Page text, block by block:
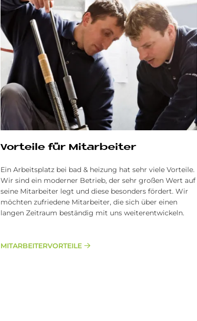
Vor­teile für Mit­ar­bei­ter
Ein Arbeitsplatz bei bad & heizung hat sehr viele Vorteile.
Wir sind ein moderner Betrieb, der sehr großen Wert auf
seine Mitarbeiter legt und diese besonders fördert. Wir
möchten zufriedene Mitarbeiter, die sich über einen
langen Zeitraum beständig mit uns weiterentwickeln.
MITARBEITERVORTEILE